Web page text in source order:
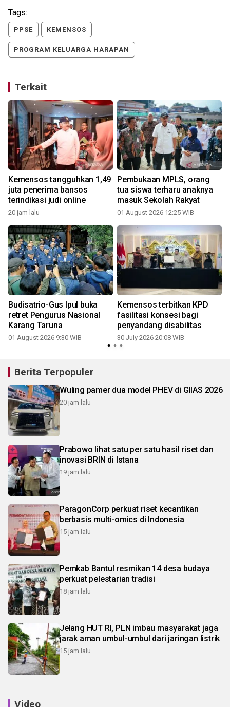
Tags:
PPSE KEMENSOS
PROGRAM KELUARGA HARAPAN
Terkait
Kemensos tangguhkan 1,49
juta penerima bansos
terindikasi judi online
20 jam lalu
Pembukaan MPLS, orang
tua siswa terharu anaknya
masuk Sekolah Rakyat
01 August 2026 12:25 WIB
Budisatrio-Gus Ipul buka
retret Pengurus Nasional
Karang Taruna
01 August 2026 9:30 WIB
Kemensos terbitkan KPD
fasilitasi konsesi bagi
penyandang disabilitas
30 July 2026 20:08 WIB
Berita Terpopuler
Wuling pamer dua model PHEV di GIIAS 2026
20 jam lalu
Prabowo lihat satu per satu hasil riset dan
inovasi BRIN di Istana
19 jam lalu
ParagonCorp perkuat riset kecantikan
berbasis multi-omics di Indonesia
15 jam lalu
Pemkab Bantul resmikan 14 desa budaya
perkuat pelestarian tradisi
18 jam lalu
Jelang HUT RI, PLN imbau masyarakat jaga
jarak aman umbul-umbul dari jaringan listrik
15 jam lalu
Video